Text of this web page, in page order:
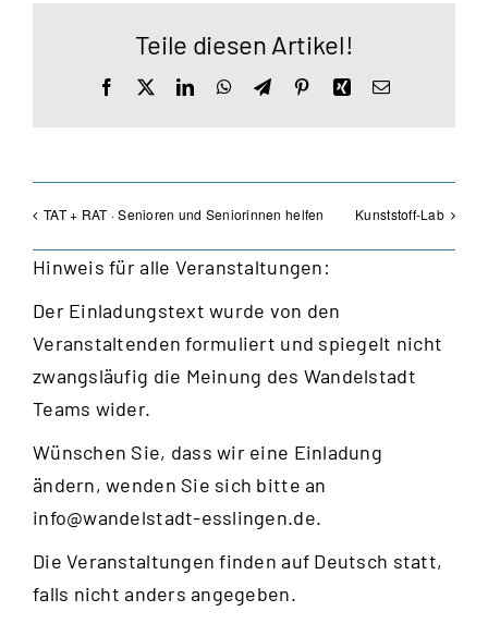
Teile diesen Artikel!
Facebook LinkedInWhatsApp
TelegramPinterestXingE-
TAT + RAT · Senioren und Seniorinnen helfen Kunststoff-Lab
Hinweis für alle Veranstaltungen:
Der Einladungstext wurde von den
Veranstaltenden formuliert und spiegelt nicht
zwangsläufig die Meinung des Wandelstadt
Teams wider.
Wünschen Sie, dass wir eine Einladung
ändern, wenden Sie sich bitte an
info@wandelstadt-esslingen.de.
Die Veranstaltungen finden auf Deutsch statt,
falls nicht anders angegeben.